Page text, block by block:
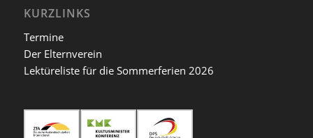
KURZLINKS
Termine
Der Elternverein
Lektüreliste für die Sommerferien 2026